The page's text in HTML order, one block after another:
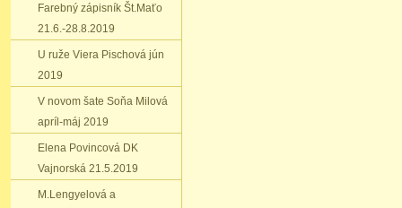
Farebný zápisník Št.Maťo
21.6.-28.8.2019
U ruže Viera Pischová jún
2019
V novom šate Soňa Milová
apríl-máj 2019
Elena Povincová DK
Vajnorská 21.5.2019
M.Lengyelová a